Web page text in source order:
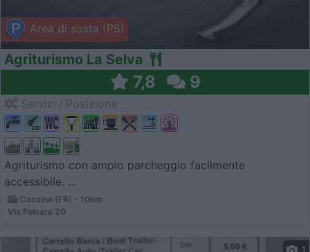
Area di sosta (PS)
Agriturismo La Selva
7,8 9
Agriturismo con ampio parcheggio facilmente
accessibile. ...
Cassino (FR) - 10km
Via Folcara 20